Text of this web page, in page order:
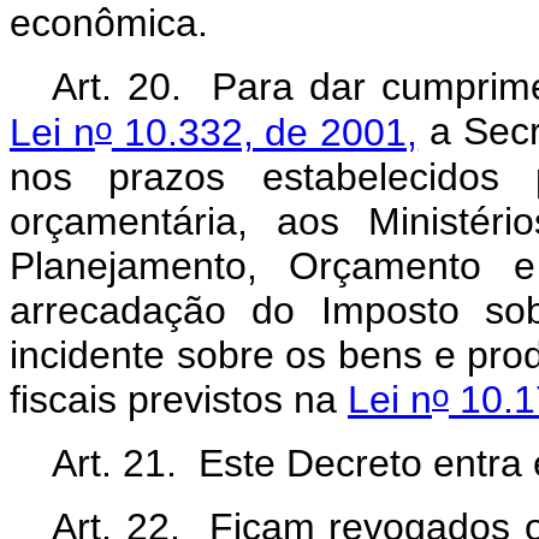
econômica.
Art. 20. Para dar
Lei no10.332, de 2001, a
nos prazos
orçamentária, aos
Planejamento,
arrecadação do Imposto
incidente sobre os bens e
fiscais previstos na Lei no
Art. 21. Este Decreto entra
Art. 22. Ficam revogados